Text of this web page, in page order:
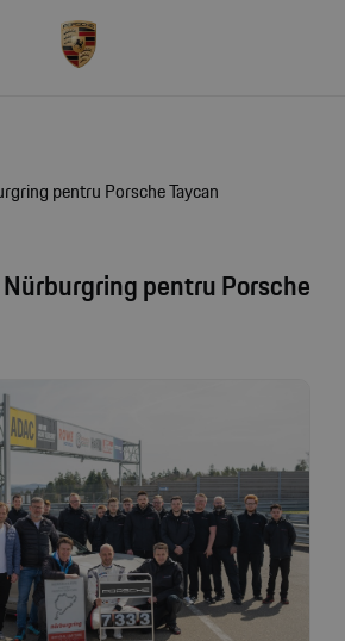
pentru Porsche Taycan
pentru Porsche